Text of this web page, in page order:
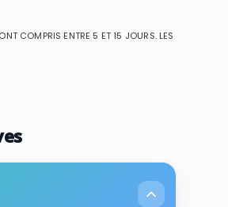
COMPRIS ENTRE 5 ET 15 JOURS. LES